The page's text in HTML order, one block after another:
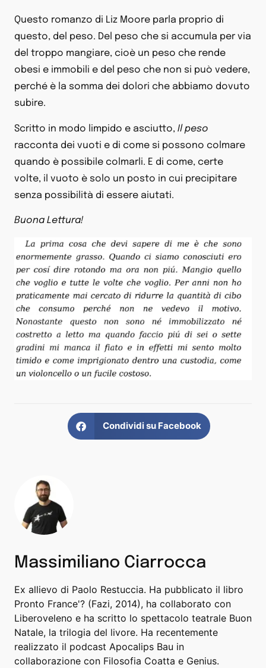
Questo romanzo di Liz Moore parla proprio di
questo, del peso. Del peso che si accumula per via
del troppo mangiare, cioè un peso che rende
obesi e immobili e del peso che non si può vedere,
perché è la somma dei dolori che abbiamo dovuto
subire.
Scritto in modo limpido e asciutto, Il peso
racconta dei vuoti e di come si possono colmare
quando è possibile colmarli. E di come, certe
volte, il vuoto è solo un posto in cui precipitare
senza possibilità di essere aiutati.
Buona Lettura!
Condividi su Facebook
Massimiliano Ciarrocca
Ex allievo di Paolo Restuccia. Ha pubblicato il libro
Pronto France'? (Fazi, 2014), ha collaborato con
Liberoveleno e ha scritto lo spettacolo teatrale Buon
Natale, la trilogia del livore. Ha recentemente
realizzato il podcast Apocalips Bau in
collaborazione con Filosofia Coatta e Genius.